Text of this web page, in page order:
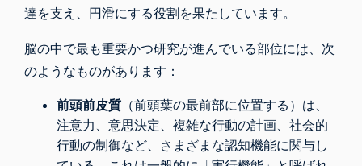
達を支え、円滑にする役割を果たしています。
脳の中で最も重要かつ研究が進んでいる部位には、次
のようなものがあります：
前頭前皮質 （前頭葉の最前部に位置する）は、
注意力、意思決定、複雑な行動の計画、社会的
行動の制御など、さまざまな認知機能に関与し